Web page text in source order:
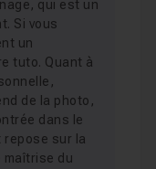
qui est un
Si vous
un
tuto. Quant à
de la photo,
dans le
sur la
maîtrise du